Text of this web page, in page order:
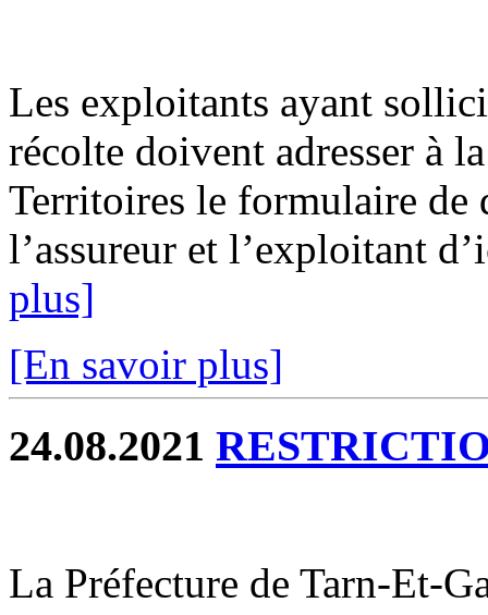
Les exploitants ayant
récolte doivent adresser à
Territoires le formulaire de
l’assureur et l’exploitant
plus]
[En savoir plus]
24.08.2021
La Préfecture de Tarn-Et-